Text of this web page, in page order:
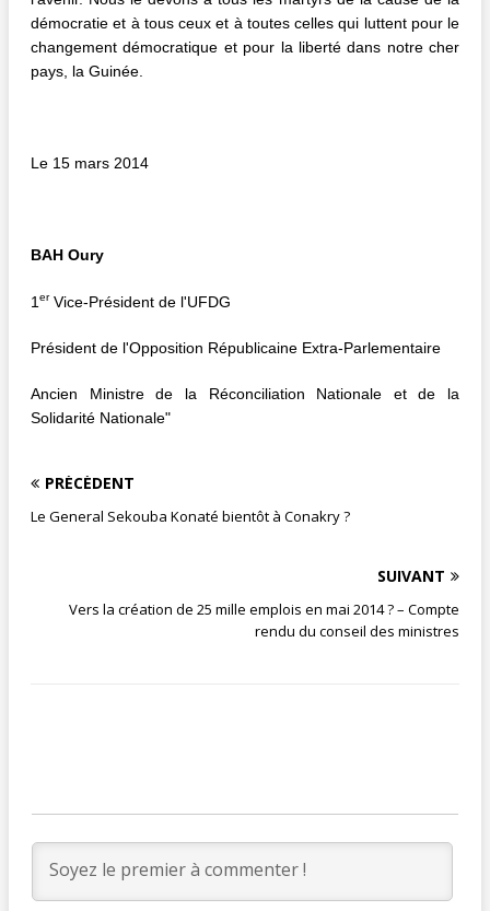
démocratie et à tous ceux et à toutes celles qui luttent pour le
changement démocratique et pour la liberté dans notre cher
pays, la Guinée.
Le 15 mars 2014
BAH Oury
1 erVice-Président de l'UFDG
Président de l'Opposition Républicaine Extra-Parlementaire
Ancien Ministre de la Réconciliation Nationale et de la
Solidarité Nationale"
PRÉCÉDENT
Le General Sekouba Konaté bientôt à Conakry ?
SUIVANT
Vers la création de 25 mille emplois en mai 2014 ? – Compte
rendu du conseil des ministres